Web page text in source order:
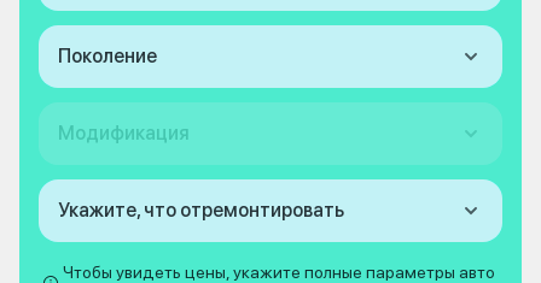
Поколение
Модификация
Укажите, что отремонтировать
Чтобы увидеть цены, укажите полные параметры авто